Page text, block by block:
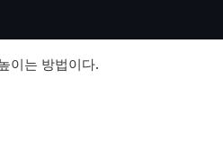
이는 방법이다.